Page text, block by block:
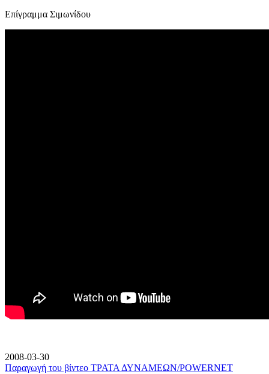
Επίγραμμα Σιμωνίδου
2008-03-30
Παραγωγή του βίντεο ΤΡΑΤΑ ΔΥΝΑΜΕΩΝ/POWERNET